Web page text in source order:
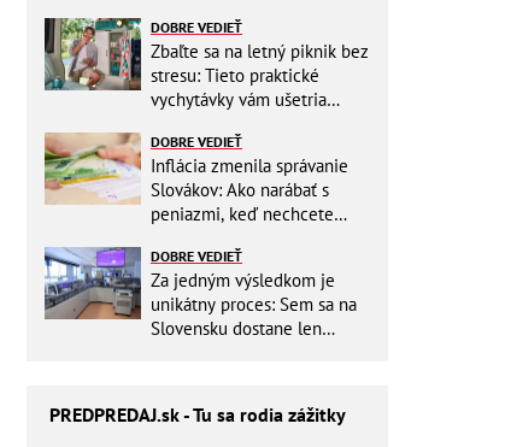
DOBRE VEDIEŤ
Zbaľte sa na letný piknik bez
stresu: Tieto praktické
vychytávky vám ušetria
DOBRE VEDIEŤ
Inflácia zmenila správanie
Slovákov: Ako narábať s
peniazmi, keď nechcete
DOBRE VEDIEŤ
Za jedným výsledkom je
unikátny proces: Sem sa na
Slovensku dostane len
PREDPREDAJ.sk - Tu sa rodia zážitky